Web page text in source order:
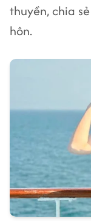
thuyền, chia
hôn.